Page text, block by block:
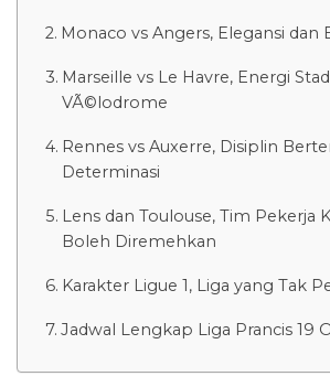
Monaco vs Angers, Elegansi dan
Marseille vs Le Havre, Energi
VÃ©lodrome
Rennes vs Auxerre, Disiplin
Determinasi
Lens dan Toulouse, Tim Pekerja
Boleh Diremehkan
Karakter Ligue 1, Liga yang Tak
Jadwal Lengkap Liga Prancis 19